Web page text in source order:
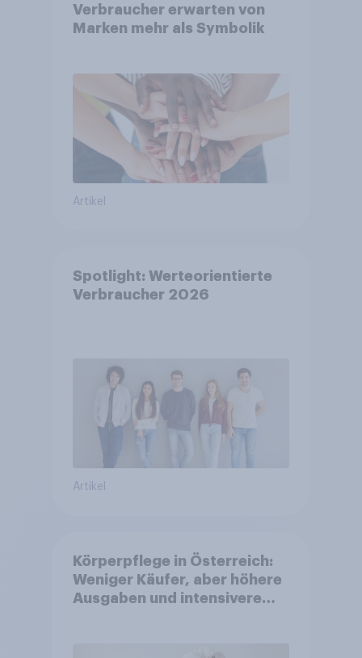
Verbraucher erwarten von
Marken mehr als Symbolik
Artikel
Spotlight: Werteorientierte
Verbraucher 2026
Artikel
Körperpflege in Österreich:
Weniger Käufer, aber höhere
Ausgaben und intensivere